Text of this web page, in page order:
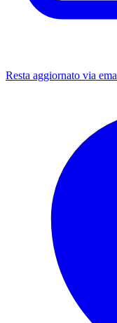
Resta aggiornato via